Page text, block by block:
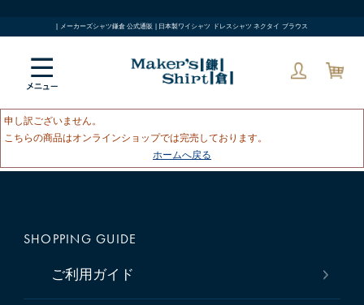
| メーカーズシャツ鎌倉 公式通販 | 日本製ワイシャツ ドレスシャツ ネクタイ ブラウス
申し訳ございません。
こちらの商品はオンラインショップでは完売しております。
ホームへ戻る
SHOPPING GUIDE
ご利用ガイド